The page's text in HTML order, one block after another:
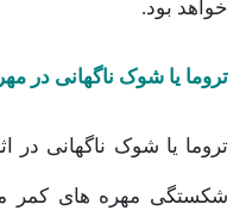
خواهد بود.
تروما یا شوک ناگهانی در
تروما یا شوک ناگهانی در
شکستگی مهره های کمر